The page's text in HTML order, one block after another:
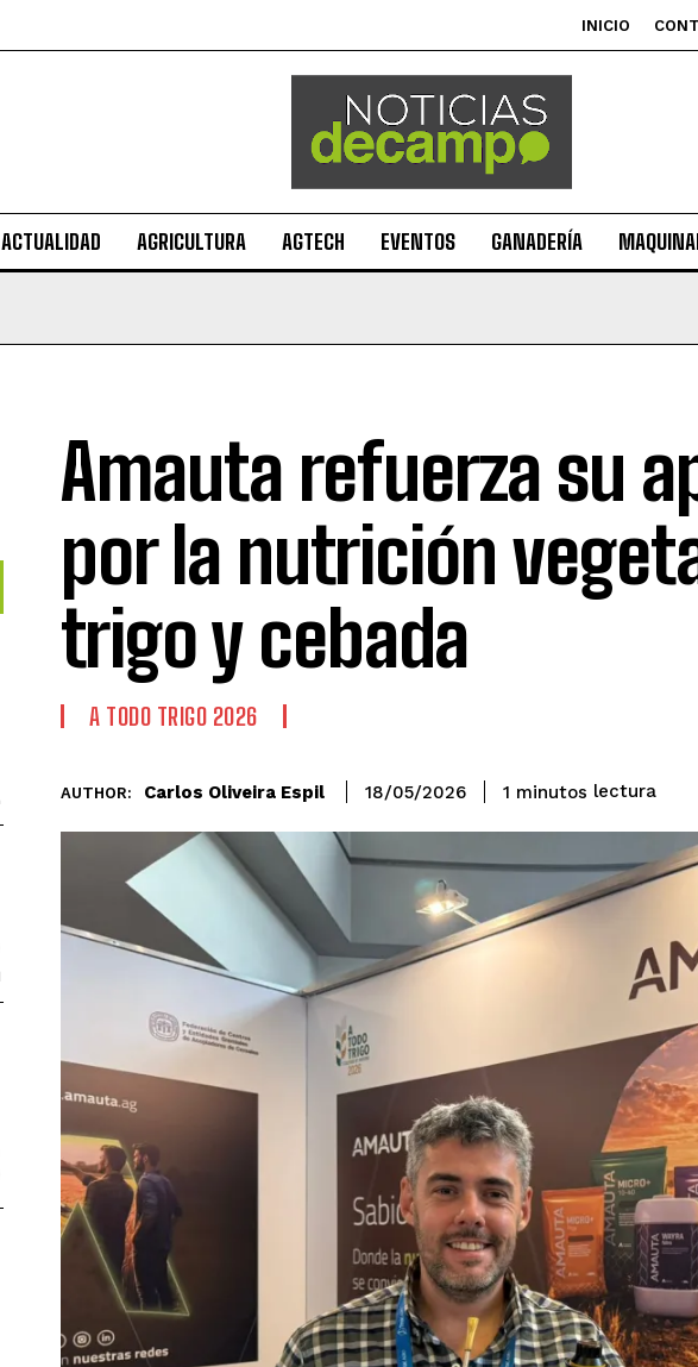
INICIO
ACTUALIDAD AGRICULTURA AGTECH EVENTOS GANADERÍA
Amauta refuerza su
por la nutrición
trigo y cebada
A TODO TRIGO 2026
AUTHOR: Carlos Oliveira Espil 18/05/2026 1 minutos lectura